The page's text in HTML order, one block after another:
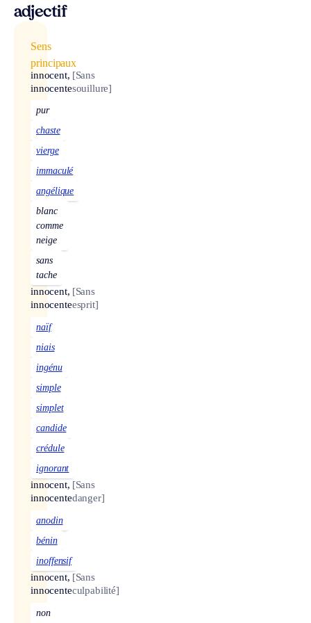
adjectif
Sens
principaux
innocent,
innocente
[Sans
souillure]
pur
chaste
vierge
immaculé
angélique
blanc
comme
neige
sans
tache
innocent,
innocente
[Sans
esprit]
naïf
niais
ingénu
simple
simplet
candide
crédule
ignorant
innocent,
innocente
[Sans
danger]
anodin
bénin
inoffensif
innocent,
innocente
[Sans
culpabilité]
non